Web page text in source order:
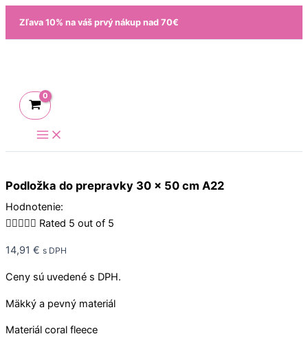
Preskočiť
obsah
Zľava 10% na váš prvý nákup nad 70€
Podložka do prepravky 30 x 50 cm A22
Hodnotenie:
 Rated 5 out of 5
14,91 € s DPH
Ceny sú uvedené s DPH.
Mäkký a pevný materiál
Materiál coral fleece